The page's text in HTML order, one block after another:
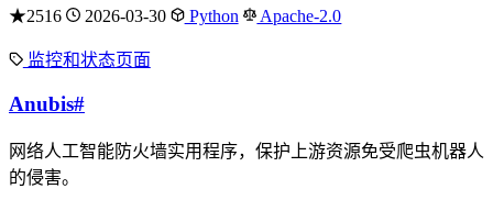
★2516 2026-03-30 Python Apache-2.0
监控和状态页面
Anubis#
网络人工智能防火墙实用程序，保护上游资源免受爬虫机器人
的侵害。